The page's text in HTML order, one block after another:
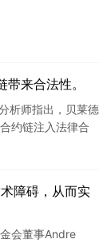
来合法性。
析师指出，贝莱德
约链注入法律合
障碍，从而实
会董事Andre